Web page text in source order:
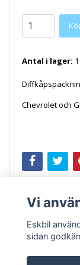
Antal i lager: 1
Chevrolet och
Vi
Eskbil
sidan